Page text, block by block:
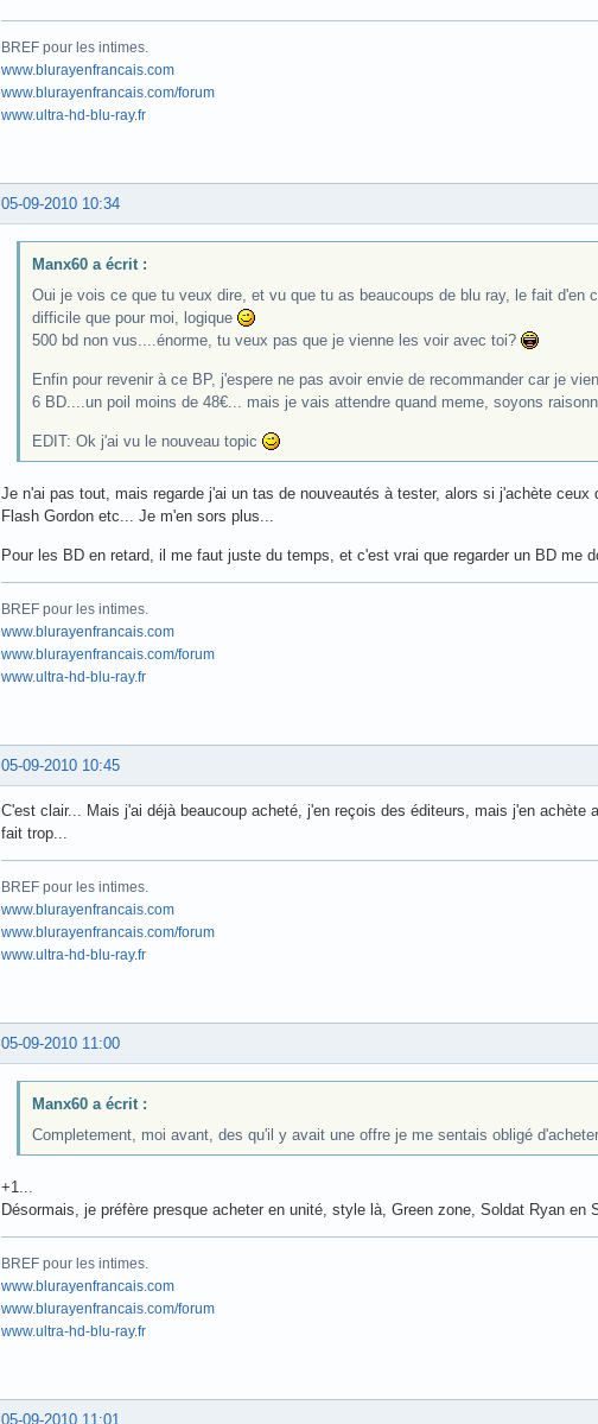
BREF pour les intimes.
www.blurayenfrancais.com
www.blurayenfrancais.com/forum
www.ultra-hd-blu-ray.fr
05-09-2010 10:34
Manx60 a écrit :
Oui je vois ce que tu veux dire, et vu que tu as beaucoups de blu ray, le fait d'en
difficile que pour moi, logique
500 bd non vus....énorme, tu veux pas que je vienne les voir avec toi?
Enfin pour revenir à ce BP, j'espere ne pas avoir envie de recommander car je
6 BD....un poil moins de 48€... mais je vais attendre quand meme, soyons
EDIT: Ok j'ai vu le nouveau topic
Je n'ai pas tout, mais regarde j'ai un tas de nouveautés à tester, alors si j'achète ceux
Flash Gordon etc... Je m'en sors plus...
Pour les BD en retard, il me faut juste du temps, et c'est vrai que regarder un BD me
BREF pour les intimes.
www.blurayenfrancais.com
www.blurayenfrancais.com/forum
www.ultra-hd-blu-ray.fr
05-09-2010 10:45
C'est clair... Mais j'ai déjà beaucoup acheté, j'en reçois des éditeurs, mais j'en achète
fait trop...
BREF pour les intimes.
www.blurayenfrancais.com
www.blurayenfrancais.com/forum
www.ultra-hd-blu-ray.fr
05-09-2010 11:00
Manx60 a écrit :
Completement, moi avant, des qu'il y avait une offre je me sentais obligé
+1...
Désormais, je préfère presque acheter en unité, style là, Green zone, Soldat Ryan en
BREF pour les intimes.
www.blurayenfrancais.com
www.blurayenfrancais.com/forum
www.ultra-hd-blu-ray.fr
05-09-2010 11:01